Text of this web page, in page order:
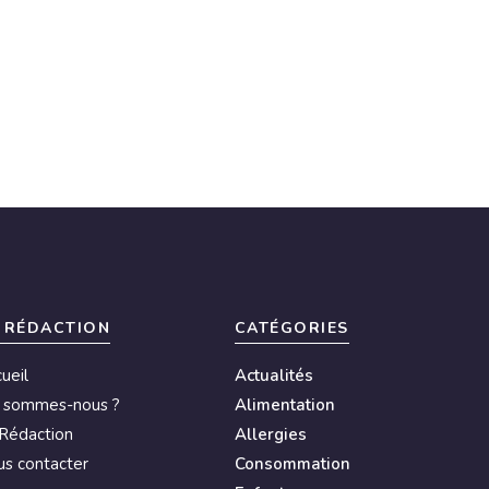
sommes-nous ?
contacter
CATÉGORIES
Actualités
Alimentation
Allergies
Consommation